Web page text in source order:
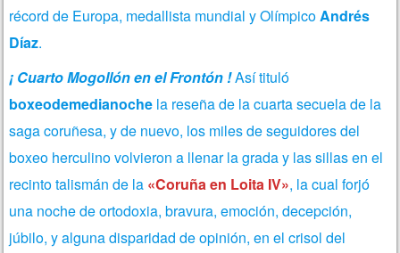
récord de Europa, medallista mundial y OlímpicoAndrés
Díaz.
¡ Cuarto Mogollón en el Frontón !Así tituló
boxeodemedianoche la reseña de la cuarta secuela de la
saga coruñesa, y de nuevo, los miles de seguidores del
boxeo herculino volvieron a llenar la grada y las sillas en el
recinto talismán de la «Coruña en Loita IV», la cual forjó
una noche de ortodoxia, bravura, emoción, decepción,
júbilo, y alguna disparidad de opinión, en el crisol del